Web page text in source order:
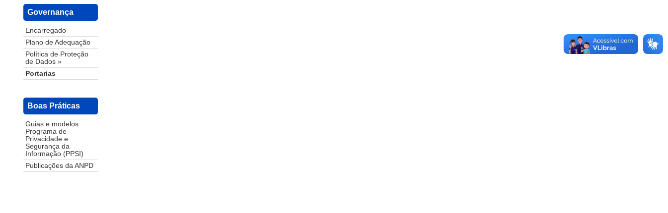
Governança
Encarregado
Plano de Adequação
Política de Proteção
de Dados »
Portarias
Boas Práticas
Guias e modelos
Programa de
Privacidade e
Segurança da
Informação (PPSI)
Publicações da ANPD